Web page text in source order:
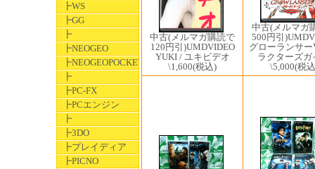
┣WS
┣GG
┣
┣NEOGEO
┣NEOGEOPOCKET
┣
┣PC-FX
┣PCエンジン
┣
┣3DO
┣プレイディア
┣PICNO
中古(メルマガ購読で
120円引)UMDVIDEO
YUKI / ユキビデオ
\1,600(税込)
中古(メルマガ
500円引
グローランサー
ラクターズガ
\5,000(税